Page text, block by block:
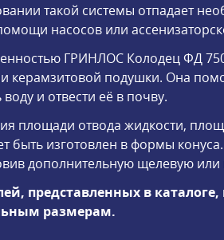
такой системы отпадает
насосов или
ГРИНЛОС Колодец ФД
керамзитовой подушки. Она
и отвести её в почву.
площади отвода жидкости,
быть изготовлен в формы
дополнительную щелевую
представленных в
размерам.